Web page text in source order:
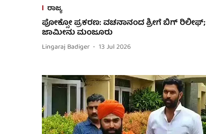
ರಾಜ್ಯ
ಪೋಕ್ಸೋ ಪ್ರಕರಣ: ವಚನಾನಂದ ಶ್ರೀಗೆ ಬಿಗ್ ರಿಲೀಫ್​​;
ಜಾಮೀನು ಮಂಜೂರು
Lingaraj Badiger 13 Jul 2026